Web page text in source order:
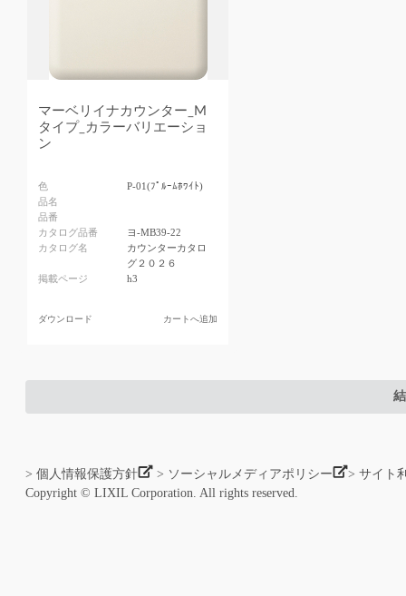
マーベリイナカウンター_M
タイプ_カラーバリエーショ
ン
色
P-01(ﾌﾟﾙｰﾑﾎﾜｲﾄ)
品名
品番
カタログ品番
ヨ-MB39-22
カタログ名
カウンターカタロ
グ２０２６
掲載ページ
h3
ダウンロード カートへ追加
> 個人情報保護方針 > ソーシャルメディアポリシー
> サイト
Copyright © LIXIL Corporation. All rights reserved.